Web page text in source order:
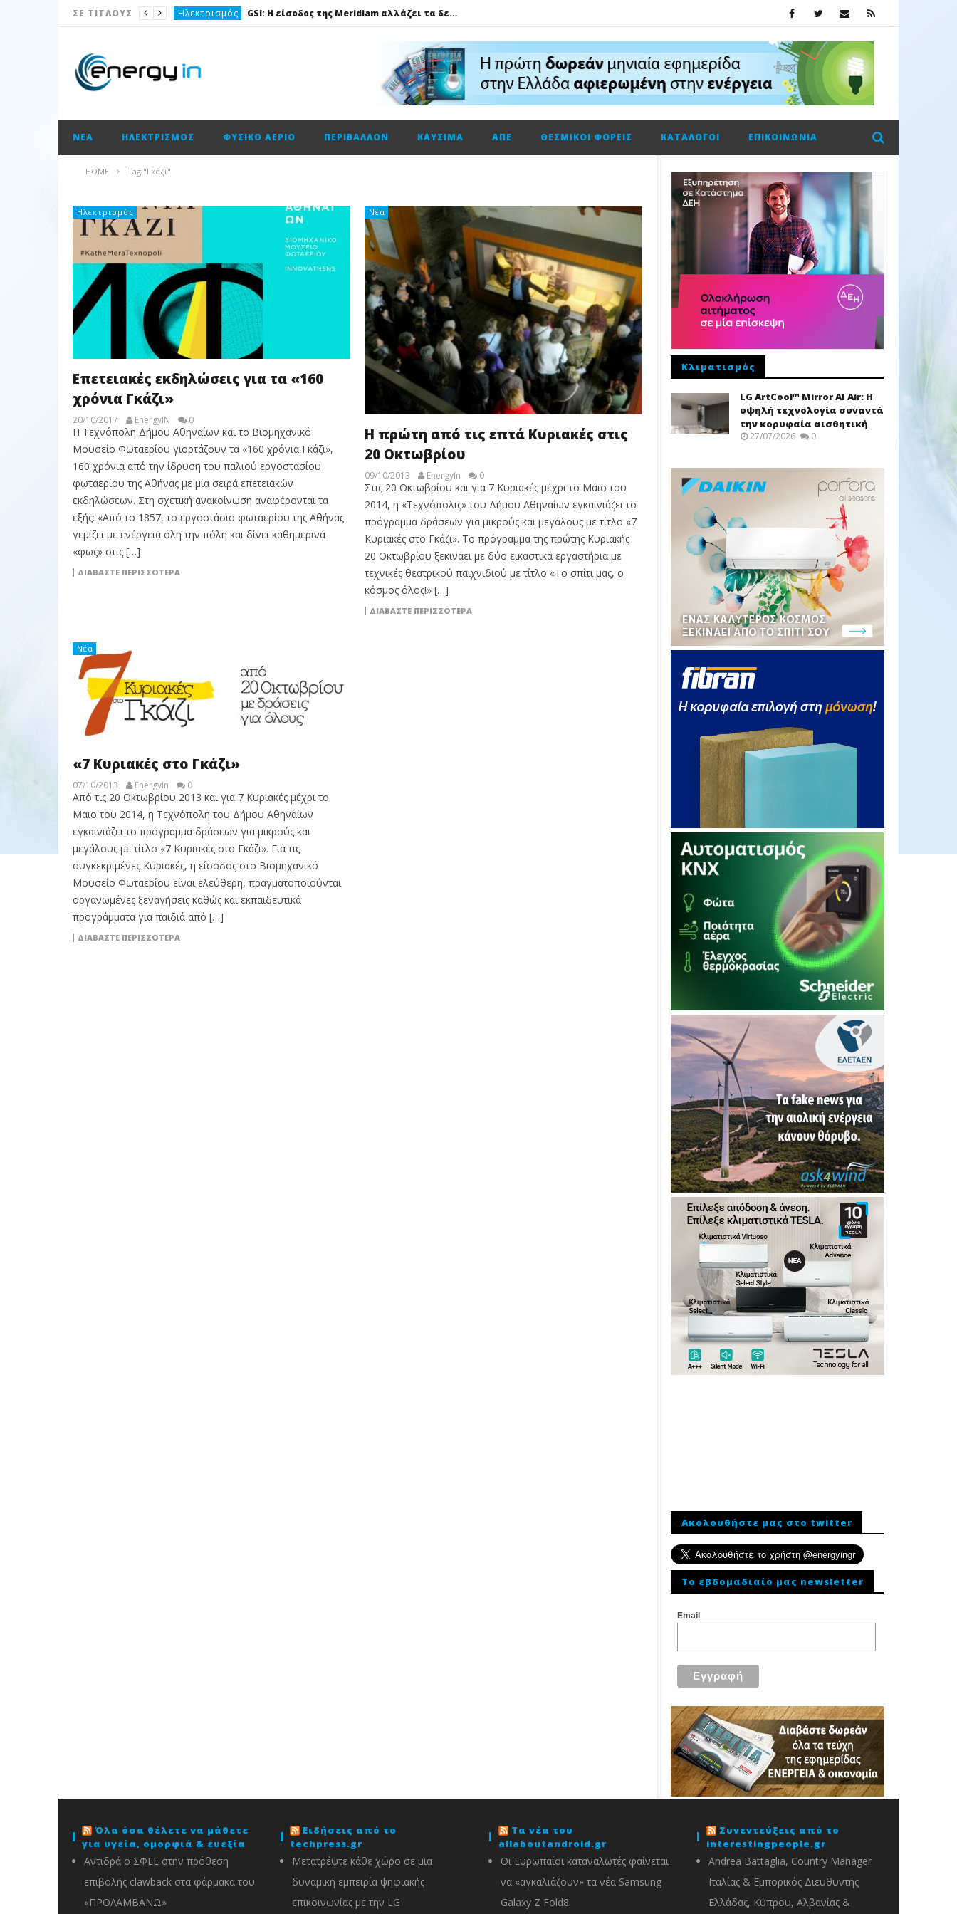
ΣΕ ΤΙΤΛΟΥΣ Ηλεκτρισμός GSI: Η είσοδος της Meridiam αλλάζει τα δεδομένα για τη διασύνδεση Ελλάδας – Κύπρου
Νέα Φυσικό αέριο: Σε ιστορικά χαμηλά τα αποθέματα της Ευρώπης
Metlen: Σε επίπεδο ρεκόρ τα EBITDA το εξάμηνο, στα 550 εκατ. ευρώ – Κέρδη 2,18 ευρώ ανά μετοχή
Ισολογισμοί Cenergy: Κέρδη εξαμήνου +45,3% με πωλήσεις +13%
Νέα Τηλεφωνική επικοινωνία του Υπουργού Περιβάλλοντος και Ενέργειας, κ. Σταύρου Παπασταύρου με τον Ισραηλινό ομόλογό του, κ. Eli Cohen
ΝΈΑ ΗΛΕΚΤΡΙΣΜΌΣ ΦΥΣΙΚΌ ΑΈΡΙΟ ΠΕΡΙΒΆΛΛΟΝ ΚΑΎΣΙΜΑ ΑΠΕ ΘΕΣΜΙΚΟΊ ΦΟΡΕΊΣ ΚΑΤΆΛΟΓΟΙ ΕΠΙΚΟΙΝΩΝΊΑ
HOME Tag "Γκάζι"
Ηλεκτρισμός
Επετειακές εκδηλώσεις για τα «160
χρόνια Γκάζι»
20/10/2017 EnergyIN 0
Η Τεχνόπολη Δήμου Αθηναίων και το Βιομηχανικό
Μουσείο Φωταερίου γιορτάζουν τα «160 χρόνια Γκάζι»,
160 χρόνια από την ίδρυση του παλιού εργοστασίου
φωταερίου της Αθήνας με μία σειρά επετειακών
εκδηλώσεων. Στη σχετική ανακοίνωση αναφέρονται τα
εξής: «Από το 1857, το εργοστάσιο φωταερίου της Αθήνας
γεμίζει με ενέργεια όλη την πόλη και δίνει καθημερινά
«φως» στις […]
ΔΙΑΒΆΣΤΕ ΠΕΡΙΣΣΌΤΕΡΑ
Νέα
Η πρώτη από τις επτά Κυριακές στις
20 Οκτωβρίου
09/10/2013 EnergyIn 0
Στις 20 Οκτωβρίου και για 7 Κυριακές μέχρι το Μάιο του
2014, η «Τεχνόπολις» του Δήμου Αθηναίων εγκαινιάζει το
πρόγραμμα δράσεων για μικρούς και μεγάλους με τίτλο «7
Κυριακές στο Γκάζι». Το πρόγραμμα της πρώτης Κυριακής
20 Οκτωβρίου ξεκινάει με δύο εικαστικά εργαστήρια με
τεχνικές θεατρικού παιχνιδιού με τίτλο «Το σπίτι μας, ο
κόσμος όλος!» […]
ΔΙΑΒΆΣΤΕ ΠΕΡΙΣΣΌΤΕΡΑ
Νέα
«7 Κυριακές στο Γκάζι»
07/10/2013 EnergyIn 0
Από τις 20 Οκτωβρίου 2013 και για 7 Κυριακές μέχρι το
Μάιο του 2014, η Τεχνόπολη του Δήμου Αθηναίων
εγκαινιάζει το πρόγραμμα δράσεων για μικρούς και
μεγάλους με τίτλο «7 Κυριακές στο Γκάζι». Για τις
συγκεκριμένες Κυριακές, η είσοδος στο Βιομηχανικό
Μουσείο Φωταερίου είναι ελεύθερη, πραγματοποιούνται
οργανωμένες ξεναγήσεις καθώς και εκπαιδευτικά
προγράμματα για παιδιά από […]
ΔΙΑΒΆΣΤΕ ΠΕΡΙΣΣΌΤΕΡΑ
Κλιματισμός
LG ArtCool™ Mirror AI Air: Η
υψηλή τεχνολογία συναντά
την κορυφαία αισθητική
27/07/2026 0
Ακολουθήστε μας στο twitter
To εβδομαδιαίο μας newsletter
Email
Όλα όσα θέλετε να μάθετε
για υγεία, ομορφιά & ευεξία
Αντιδρά ο ΣΦΕΕ στην πρόθεση
επιβολής clawback στα φάρμακα του
«ΠΡΟΛΑΜΒΑΝΩ»
Ειδήσεις από το
techpress.gr
Μετατρέψτε κάθε χώρο σε μια
δυναμική εμπειρία ψηφιακής
επικοινωνίας με την LG
Τα νέα του
allaboutandroid.gr
Οι Ευρωπαίοι καταναλωτές φαίνεται
να «αγκαλιάζουν» τα νέα Samsung
Galaxy Z Fold8
Συνεντεύξεις από το
interestingpeople.gr
Andrea Battaglia, Country Manager
Ιταλίας & Εμπορικός Διευθυντής
Ελλάδας, Κύπρου, Αλβανίας &